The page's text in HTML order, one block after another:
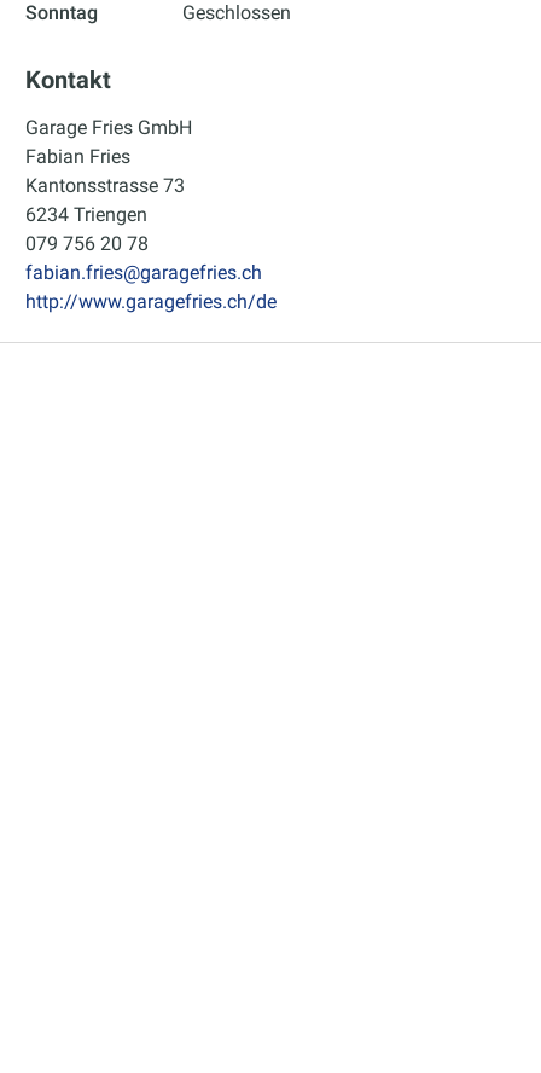
Sonntag
Geschlossen
Kontakt
Garage Fries GmbH
Fabian Fries
Kantonsstrasse 73
6234 Triengen
079 756 20 78
fabian.fries@garagefries.ch
http://www.garagefries.ch/de